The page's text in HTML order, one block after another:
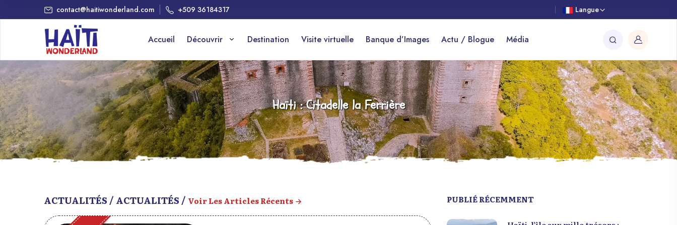
contact@haitiwonderland.com +509 36184317 Langue
Accueil Découvrir Destination Visite virtuelle Banque d’Images Actu / Blogue Média
Haïti : Citadelle la Ferrière
ACTUALITÉS / ACTUALITÉS / Voir Les Articles Récents PUBLIÉ RÉCEMMENT